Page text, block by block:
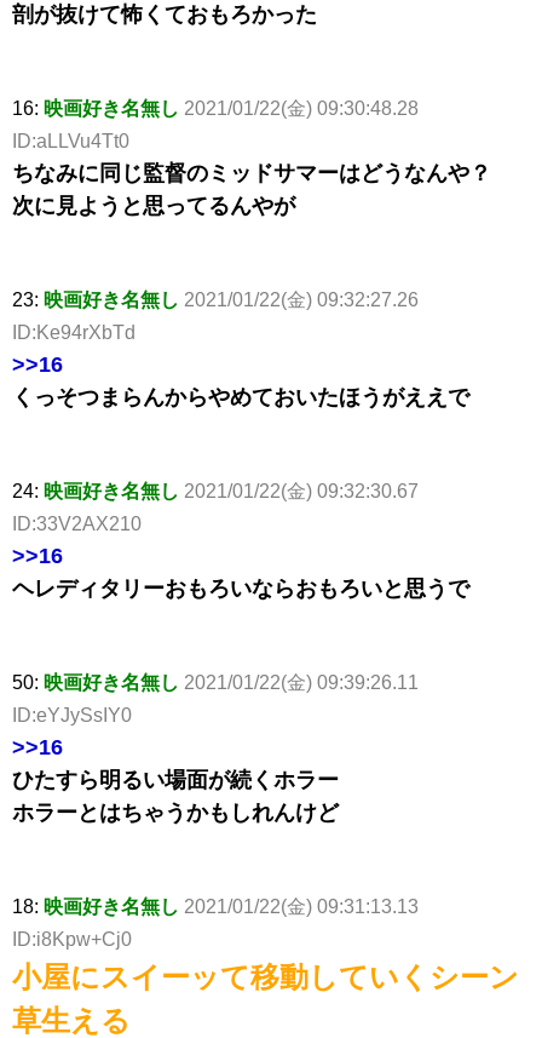
剖が抜けて怖くておもろかった
16: 映画好き名無し 2021/01/22(金) 09:30:48.28
ID:aLLVu4Tt0
ちなみに同じ監督のミッドサマーはどうなんや？
次に見ようと思ってるんやが
23: 映画好き名無し 2021/01/22(金) 09:32:27.26
ID:Ke94rXbTd
>>16
くっそつまらんからやめておいたほうがええで
24: 映画好き名無し 2021/01/22(金) 09:32:30.67
ID:33V2AX210
>>16
ヘレディタリーおもろいならおもろいと思うで
50: 映画好き名無し 2021/01/22(金) 09:39:26.11
ID:eYJySsIY0
>>16
ひたすら明るい場面が続くホラー
ホラーとはちゃうかもしれんけど
18: 映画好き名無し 2021/01/22(金) 09:31:13.13
ID:i8Kpw+Cj0
小屋にスイーッて移動していくシーン
草生える